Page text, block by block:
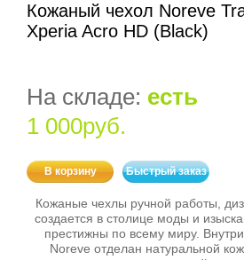
Кожаный чехол Noreve
Xperia Acro HD (Black)
На складе: есть
1 000руб.
В корзину Быстрый заказ
Кожаные чехлы ручной работы,
создается в столице моды и
престижны по всему миру.
Noreve отделан натуральной